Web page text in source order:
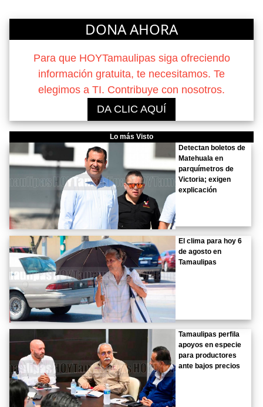
DONA AHORA
Para que HOYTamaulipas siga ofreciendo
información gratuita, te necesitamos. Te
elegimos a TI. Contribuye con nosotros.
DA CLIC AQUÍ
Lo más Visto
Detectan boletos de
Matehuala en
parquímetros de
Victoria; exigen
explicación
El clima para hoy 6
de agosto en
Tamaulipas
Tamaulipas perfila
apoyos en especie
para productores
ante bajos precios